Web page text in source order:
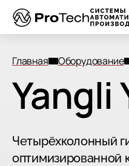
Главная Оборудование
Yangli
Четырёхколонный
оптимизированной